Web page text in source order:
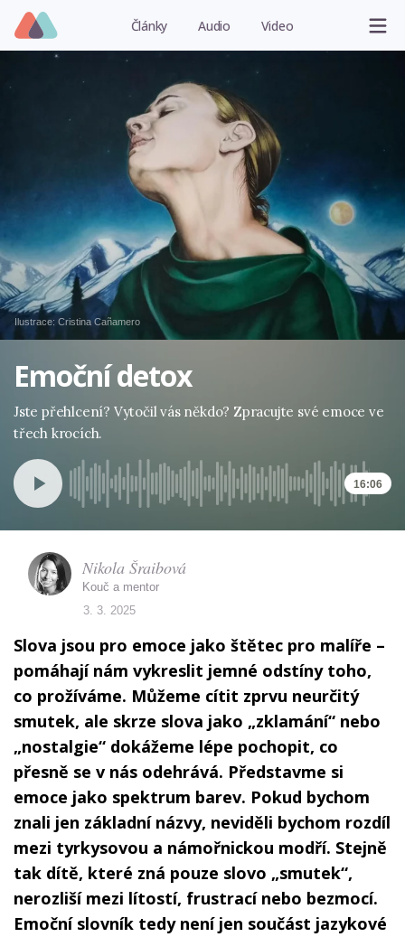
Články Audio Video
Ilustrace: Cristina Cañamero
Emoční detox
Jste přehlcení? Vytočil vás někdo? Zpracujte své emoce ve
třech krocích.
16:06
Slova jsou pro emoce jako štětec pro malíře –
pomáhají nám vykreslit jemné odstíny toho,
co prožíváme. Můžeme cítit zprvu neurčitý
smutek, ale skrze slova jako „zklamání“ nebo
„nostalgie“ dokážeme lépe pochopit, co
přesně se v nás odehrává. Představme si
emoce jako spektrum barev. Pokud bychom
znali jen základní názvy, neviděli bychom rozdíl
mezi tyrkysovou a námořnickou modří. Stejně
tak dítě, které zná pouze slovo „smutek“,
nerozliší mezi lítostí, frustrací nebo bezmocí.
Emoční slovník tedy není jen součást jazykové
Nikola Šraibová
Kouč a mentor
3. 3. 2025